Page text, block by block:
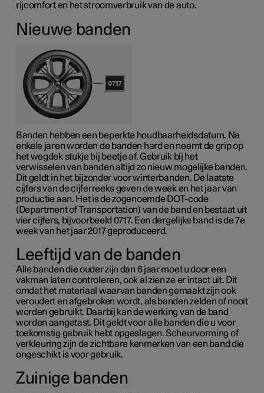
rijcomfort en het stroomverbruik van de auto.
Nieuwe banden
Banden hebben een beperkte houdbaarheidsdatum. Na
enkele jaren worden de banden hard en neemt de grip op
het wegdek stukje bij beetje af. Gebruik bij het
verwisselen van banden altijd zo nieuw mogelijke banden.
Dit geldt in het bijzonder voor winterbanden. De laatste
cijfers van de cijferreeks geven de week en het jaar van
productie aan. Het is de zogenoemdeDOT-code
(Department of Transportation) van de band en bestaat uit
vier cijfers, bijvoorbeeld 0717. Een dergelijke band is de 7e
week van het jaar 2017 geproduceerd.
Leeftijd van de banden
Alle banden die ouder zijn dan 6 jaarmoet u door een
vakman laten controleren, ook al zien ze er intact uit. Dit
omdat het materiaal waarvan banden gemaakt zijn ook
veroudert en afgebroken wordt, als banden zelden of nooit
worden gebruikt. Daarbij kan de werking van de band
worden aangetast. Dit geldt voor alle banden die u voor
toekomstig gebruik hebt opgeslagen. Scheurvorming of
verkleuring zijn de zichtbare kenmerken van een band die
ongeschikt is voor gebruik.
Zuinige banden